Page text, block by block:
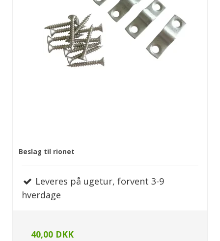
Beslag til rionet
Leveres på ugetur, forvent 3-9
hverdage
40,00 DKK